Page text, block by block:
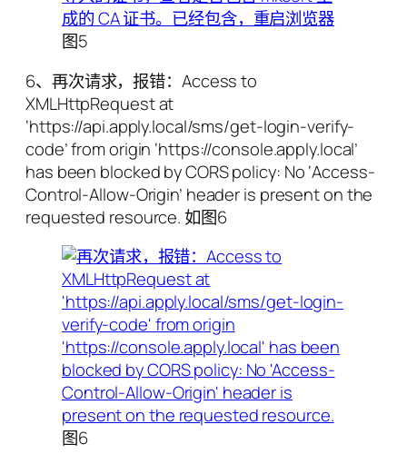
图5
6、再次请求，报错：Access to
XMLHttpRequest at
‘https://api.apply.local/sms/get-login-verify-
code’ from origin ‘https://console.apply.local’
has been blocked by CORS policy: No ‘Access-
Control-Allow-Origin’ header is present on the
requested resource. 如图6
图6